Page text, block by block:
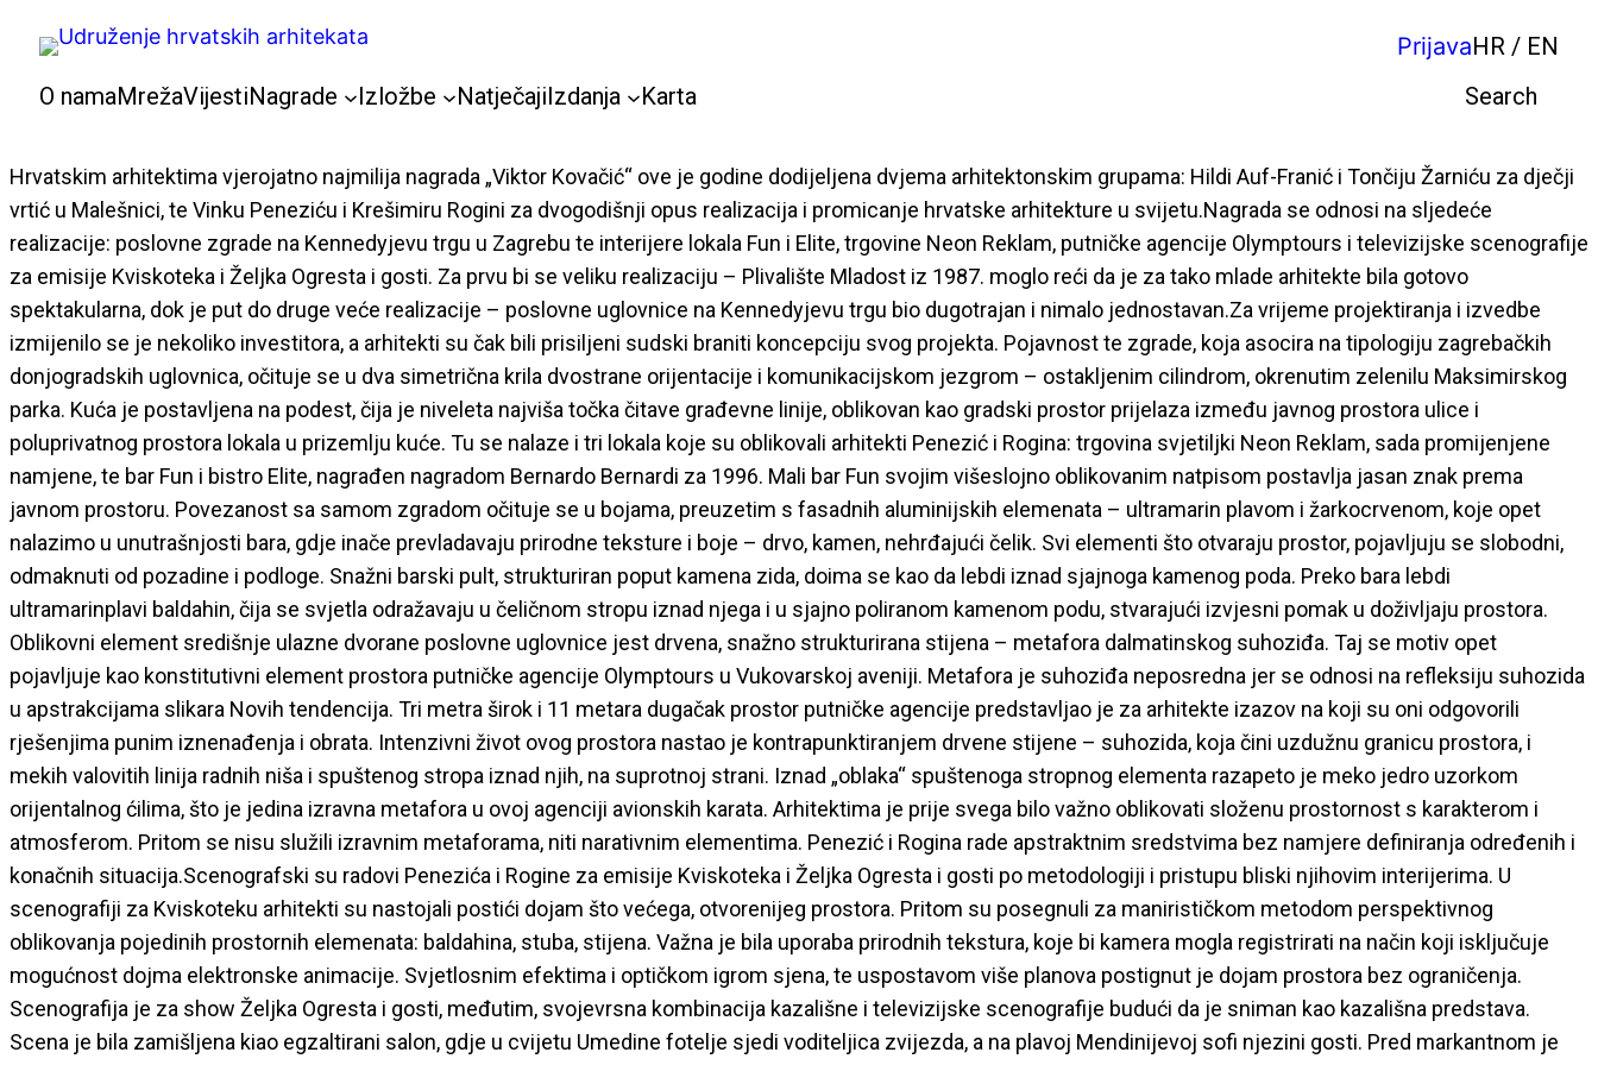
Skoči
sadržaja
PrijavaHR / EN
O namaMrežaVijestiNagrade Izložbe NatječajiIzdanja Karta
Hrvatskim arhitektima vjerojatno najmilija nagrada „Viktor Kovačić“ ove je godine dodijeljena dvjema arhitektonskim grupama: Hildi Auf-Franić i Tončiju Žarniću za dječji
vrtić u Malešnici, te Vinku Peneziću i Krešimiru Rogini za dvogodišnji opus realizacija i promicanje hrvatske arhitekture u svijetu.Nagrada se odnosi na sljedeće
realizacije: poslovne zgrade na Kennedyjevu trgu u Zagrebu te interijere lokala Fun i Elite, trgovine Neon Reklam, putničke agencije Olymptours i televizijske scenografije
za emisije Kviskoteka i Željka Ogresta i gosti. Za prvu bi se veliku realizaciju – Plivalište Mladost iz 1987. moglo reći da je za tako mlade arhitekte bila gotovo
spektakularna, dok je put do druge veće realizacije – poslovne uglovnice na Kennedyjevu trgu bio dugotrajan i nimalo jednostavan.Za vrijeme projektiranja i izvedbe
izmijenilo se je nekoliko investitora, a arhitekti su čak bili prisiljeni sudski braniti koncepciju svog projekta. Pojavnost te zgrade, koja asocira na tipologiju zagrebačkih
donjogradskih uglovnica, očituje se u dva simetrična krila dvostrane orijentacije i komunikacijskom jezgrom – ostakljenim cilindrom, okrenutim zelenilu Maksimirskog
parka. Kuća je postavljena na podest, čija je niveleta najviša točka čitave građevne linije, oblikovan kao gradski prostor prijelaza između javnog prostora ulice i
poluprivatnog prostora lokala u prizemlju kuće. Tu se nalaze i tri lokala koje su oblikovali arhitekti Penezić i Rogina: trgovina svjetiljki Neon Reklam, sada promijenjene
namjene, te bar Fun i bistro Elite, nagrađen nagradom Bernardo Bernardi za 1996. Mali bar Fun svojim višeslojno oblikovanim natpisom postavlja jasan znak prema
javnom prostoru. Povezanost sa samom zgradom očituje se u bojama, preuzetim s fasadnih aluminijskih elemenata – ultramarin plavom i žarkocrvenom, koje opet
nalazimo u unutrašnjosti bara, gdje inače prevladavaju prirodne teksture i boje – drvo, kamen, nehrđajući čelik. Svi elementi što otvaraju prostor, pojavljuju se slobodni,
odmaknuti od pozadine i podloge. Snažni barski pult, strukturiran poput kamena zida, doima se kao da lebdi iznad sjajnoga kamenog poda. Preko bara lebdi
ultramarinplavi baldahin, čija se svjetla odražavaju u čeličnom stropu iznad njega i u sjajno poliranom kamenom podu, stvarajući izvjesni pomak u doživljaju prostora.
Oblikovni element središnje ulazne dvorane poslovne uglovnice jest drvena, snažno strukturirana stijena – metafora dalmatinskog suhoziđa. Taj se motiv opet
pojavljuje kao konstitutivni element prostora putničke agencije Olymptours u Vukovarskoj aveniji. Metafora je suhoziđa neposredna jer se odnosi na refleksiju suhozida
u apstrakcijama slikara Novih tendencija. Tri metra širok i 11 metara dugačak prostor putničke agencije predstavljao je za arhitekte izazov na koji su oni odgovorili
rješenjima punim iznenađenja i obrata. Intenzivni život ovog prostora nastao je kontrapunktiranjem drvene stijene – suhozida, koja čini uzdužnu granicu prostora, i
mekih valovitih linija radnih niša i spuštenog stropa iznad njih, na suprotnoj strani. Iznad „oblaka“ spuštenoga stropnog elementa razapeto je meko jedro uzorkom
orijentalnog ćilima, što je jedina izravna metafora u ovoj agenciji avionskih karata. Arhitektima je prije svega bilo važno oblikovati složenu prostornost s karakterom i
atmosferom. Pritom se nisu služili izravnim metaforama, niti narativnim elementima. Penezić i Rogina rade apstraktnim sredstvima bez namjere definiranja određenih i
konačnih situacija.Scenografski su radovi Penezića i Rogine za emisije Kviskoteka i Željka Ogresta i gosti po metodologiji i pristupu bliski njihovim interijerima. U
scenografiji za Kviskoteku arhitekti su nastojali postići dojam što većega, otvorenijeg prostora. Pritom su posegnuli za manirističkom metodom perspektivnog
oblikovanja pojedinih prostornih elemenata: baldahina, stuba, stijena. Važna je bila uporaba prirodnih tekstura, koje bi kamera mogla registrirati na način koji isključuje
mogućnost dojma elektronske animacije. Svjetlosnim efektima i optičkom igrom sjena, te uspostavom više planova postignut je dojam prostora bez ograničenja.
Scenografija je za show Željka Ogresta i gosti, međutim, svojevrsna kombinacija kazališne i televizijske scenografije budući da je sniman kao kazališna predstava.
Scena je bila zamišljena kiao egzaltirani salon, gdje u cvijetu Umedine fotelje sjedi voditeljica zvijezda, a na plavoj Mendinijevoj sofi njezini gosti. Pred markantnom je